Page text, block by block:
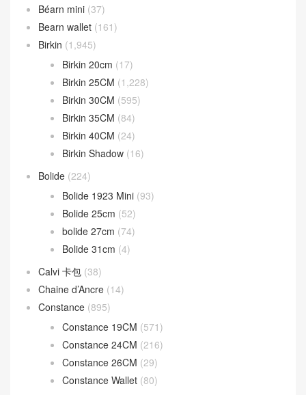
Béarn mini (37)
Bearn wallet (161)
Birkin (1,945)
Birkin 20cm (17)
Birkin 25CM (1,228)
Birkin 30CM (595)
Birkin 35CM (84)
Birkin 40CM (24)
Birkin Shadow (16)
Bolide (224)
Bolide 1923 Mini (93)
Bolide 25cm (52)
bolide 27cm (74)
Bolide 31cm (4)
Calvi 卡包 (38)
Chaine d’Ancre (14)
Constance (895)
Constance 19CM (571)
Constance 24CM (216)
Constance 26CM (29)
Constance Wallet (80)